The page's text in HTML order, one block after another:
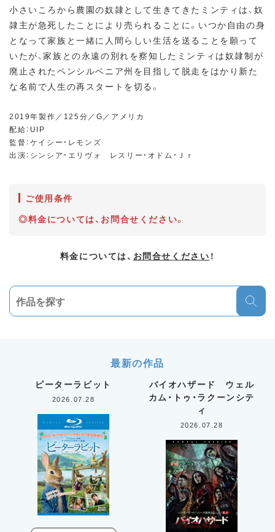
小さいころから農園の奴隷として生きてきたミンティは、奴
隷主が急死したことにより売られることに。いつか自由の身
となって家族と一緒に人間らしい生活を送ることを願って
いたが、家族との永遠の別れを察知したミンティは奴隷制が
廃止されたペンシルベニア州を目指して脱走をはかり新た
な名前で人生の再スタートを切る。
2019年製作／125分／G／アメリカ
配給：UIP
監督：ケイシー・レモンズ
出演：シンシア・エリヴォ レスリー・オドム・Ｊｒ
ご使用条件
◎料金については、お問合せください。
料金については、 お問合せください ！
最新の作品
ピーターラビット
2026.07.28
バイオハザード ウェル
カム・トゥ・ラクーンシテ
ィ
2026.07.28